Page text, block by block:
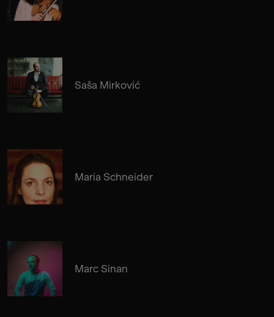
Saša Mirković
Maria Schneider
Marc Sinan